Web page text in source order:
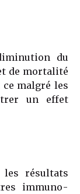
du
de mortalité
malgré les
un effet
les résultats
immuno-